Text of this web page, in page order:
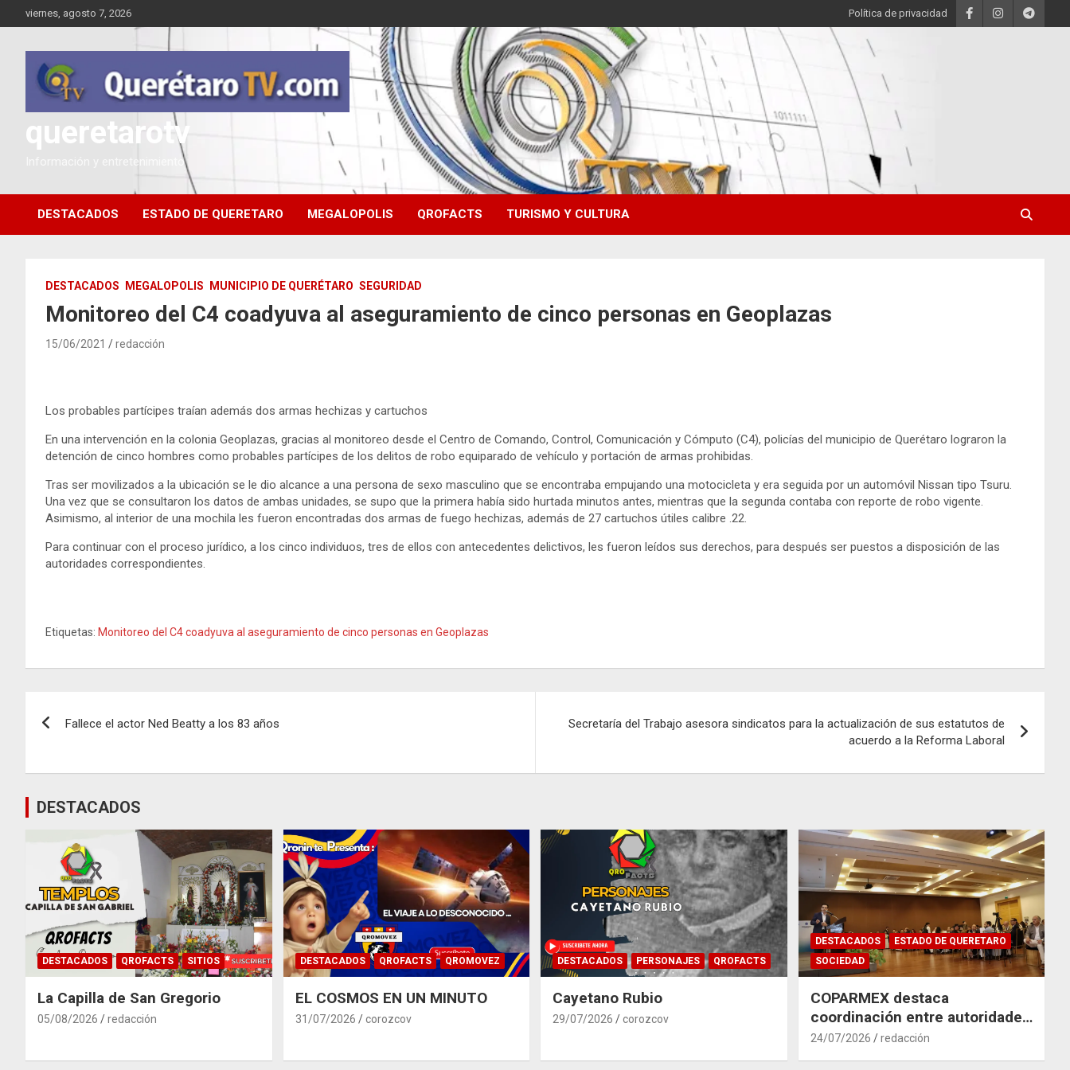
al
viernes, agosto 7, 2026 Política de privacidad
queretarotv
Información y entretenimiento
DESTACADOS ESTADO DE QUERETARO MEGALOPOLIS QROFACTS TURISMO Y CULTURA
DESTACADOS MEGALOPOLIS MUNICIPIO DE QUERÉTARO SEGURIDAD
Monitoreo del C4 coadyuva al aseguramiento de cinco personas en Geoplazas
15/06/2021 redacción
Los probables partícipes traían además dos armas hechizas y cartuchos
En una intervención en la colonia Geoplazas, gracias al monitoreo desde el Centro de Comando, Control, Comunicación y Cómputo (C4), policías del municipio de Querétaro lograron la
detención de cinco hombres como probables partícipes de los delitos de robo equiparado de vehículo y portación de armas prohibidas.
Tras ser movilizados a la ubicación se le dio alcance a una persona de sexo masculino que se encontraba empujando una motocicleta y era seguida por un automóvil Nissan tipo Tsuru.
Una vez que se consultaron los datos de ambas unidades, se supo que la primera había sido hurtada minutos antes, mientras que la segunda contaba con reporte de robo vigente.
Asimismo, al interior de una mochila les fueron encontradas dos armas de fuego hechizas, además de 27 cartuchos útiles calibre .22.
Para continuar con el proceso jurídico, a los cinco individuos, tres de ellos con antecedentes delictivos, les fueron leídos sus derechos, para después ser puestos a disposición de las
autoridades correspondientes.
Etiquetas: Monitoreo del C4 coadyuva al aseguramiento de cinco personas en Geoplazas
entradas
Fallece el actor Ned Beatty a los 83 años
Secretaría del Trabajo asesora sindicatos para la actualización de sus estatutos de
acuerdo a la Reforma Laboral
DESTACADOS
DESTACADOS QROFACTS SITIOS
La Capilla de San Gregorio
05/08/2026 redacción
DESTACADOS QROFACTS QROMOVEZ
EL COSMOS EN UN MINUTO
31/07/2026 corozcov
DESTACADOS PERSONAJES QROFACTS
Cayetano Rubio
29/07/2026 corozcov
DESTACADOS
ESTADO DE QUERETARO
SOCIEDAD
COPARMEX destaca
coordinación entre autoridades
y empresas para mitigar el
24/07/2026 redacción